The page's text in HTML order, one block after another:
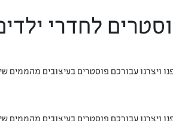
לחדרי
ויצרנו עבורכם פוסטרים בעיצובים מהממים
ויצרנו עבורכם פוסטרים בעיצובים מהממים